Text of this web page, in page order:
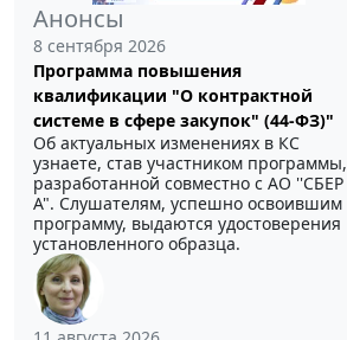
Анонсы
8 сентября 2026
Программа повышения
квалификации "О контрактной
системе в сфере закупок" (44-ФЗ)"
Об актуальных изменениях в КС
узнаете, став участником программы,
разработанной совместно с АО ''СБЕР
А". Слушателям, успешно освоившим
программу, выдаются удостоверения
установленного образца.